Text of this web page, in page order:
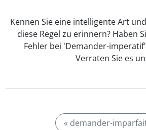
Kennen Sie eine intelligente Art
diese Regel zu erinnern? Haben
Fehler bei 'Demander-
Verraten Sie es
« demander-